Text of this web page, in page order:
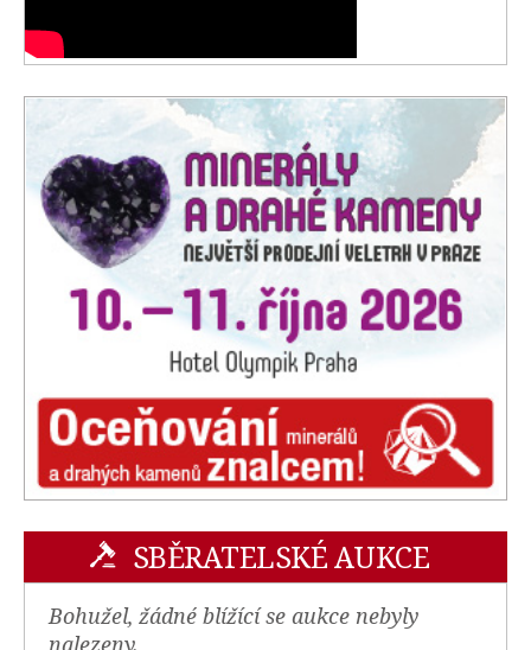
SBĚRATELSKÉ AUKCE
Bohužel, žádné blížící se aukce nebyly
nalezeny.